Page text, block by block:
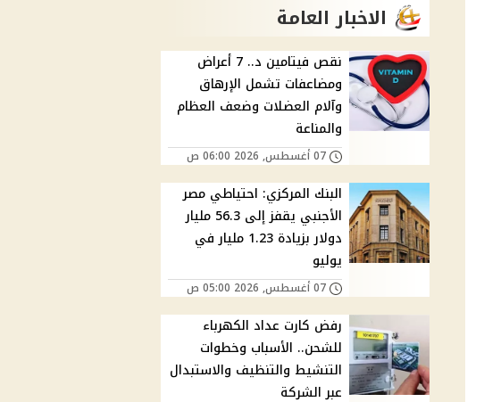
الاخبار العامة
نقص فيتامين د.. 7 أعراض
ومضاعفات تشمل الإرهاق
وآلام العضلات وضعف العظام
والمناعة
07 أغسطس, 2026 06:00 ص
البنك المركزي: احتياطي مصر
الأجنبي يقفز إلى 56.3 مليار
دولار بزيادة 1.23 مليار في
يوليو
07 أغسطس, 2026 05:00 ص
رفض كارت عداد الكهرباء
للشحن.. الأسباب وخطوات
التنشيط والتنظيف والاستبدال
عبر الشركة